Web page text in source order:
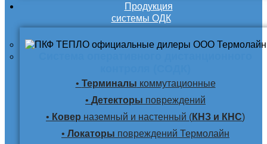
Продукция
системы ОДК
• Терминалы коммутационные
• Детекторы повреждений
• Ковер наземный и настенный (КНЗ и КНС)
• Локаторы повреждений Термолайн